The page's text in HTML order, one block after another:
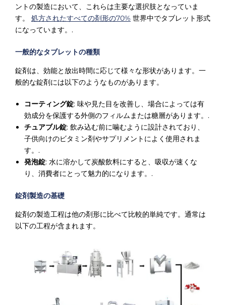
ントの製造において、これらは主要な選択肢となっていま
す。 処方されたすべての剤形の70% 世界中でタブレット形式
になっています。.
一般的なタブレットの種類
錠剤は、効能と放出時間に応じて様々な形状があります。一
般的な錠剤には以下のようなものがあります。
コーティング錠: 味や見た目を改善し、場合によっては有
効成分を保護する外側のフィルムまたは糖層があります。.
チュアブル錠: 飲み込む前に噛むように設計されており、
子供向けのビタミン剤やサプリメントによく使用されま
す。.
発泡錠: 水に溶かして炭酸飲料にすると、吸収が速くな
り、消費者にとって魅力的になります。.
錠剤製造の基礎
錠剤の製造工程は他の剤形に比べて比較的単純です。通常は
以下の工程が含まれます。